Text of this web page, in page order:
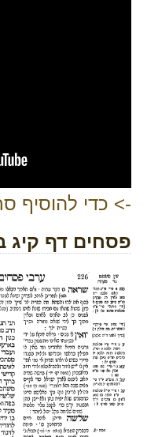
-> כדי להוסיף
פסחים דף קיג